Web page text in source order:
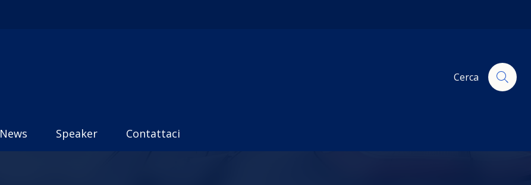
Cerca
News Speaker Contattaci